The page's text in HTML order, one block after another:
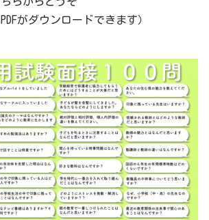
がダウンロードできます）